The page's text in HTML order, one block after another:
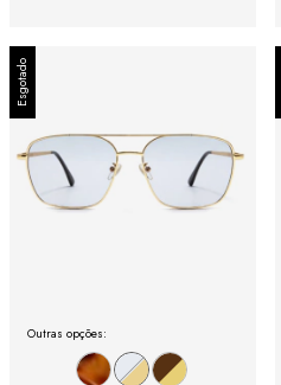
Esgotado
Outras opções: